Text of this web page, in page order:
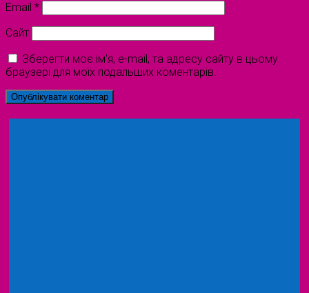
Email *
Сайт
Зберегти моє ім'я, e-mail, та адресу сайту в цьому
браузері для моїх подальших коментарів.